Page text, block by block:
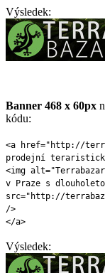
Výsledek:
Banner 468 x 60px
kódu:
<a href="http://
prodejní
<img
v Praze s
src="http://
/>
</a>
Výsledek: